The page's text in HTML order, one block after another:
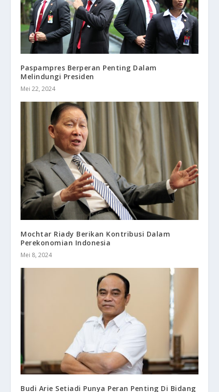
Paspampres Berperan Penting Dalam
Melindungi Presiden
Mei 22, 2024
Mochtar Riady Berikan Kontribusi Dalam
Perekonomian Indonesia
Mei 8, 2024
Budi Arie Setiadi Punya Peran Penting Di Bidang